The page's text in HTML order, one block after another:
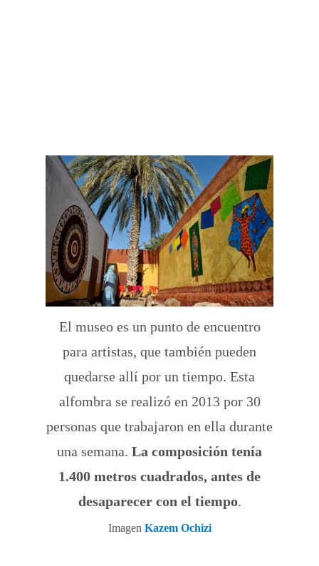
El museo es un punto de encuentro
para artistas, que también pueden
quedarse allí por un tiempo. Esta
alfombra se realizó en 2013 por 30
personas que trabajaron en ella durante
una semana. La composición tenía
1.400 metros cuadrados, antes de
desaparecer con el tiempo.
Imagen Kazem Ochizi